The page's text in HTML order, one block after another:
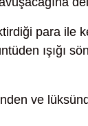
para ile
ışığı
ve